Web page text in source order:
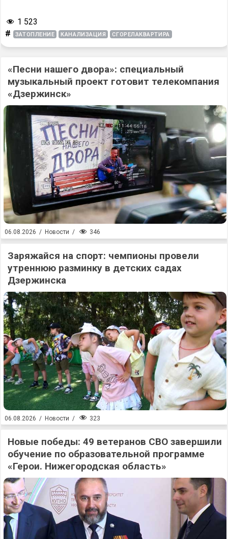
1 523
# ЗАТОПЛЕНИЕ КАНАЛИЗАЦИЯ СГОРЕЛАКВАРТИРА
«Песни нашего двора»: специальный
музыкальный проект готовит телекомпания
«Дзержинск»
06.08.2026 / Новости / 346
Заряжайся на спорт: чемпионы провели
утреннюю разминку в детских садах
Дзержинска
06.08.2026 / Новости / 323
Новые победы: 49 ветеранов СВО завершили
обучение по образовательной программе
«Герои. Нижегородская область»